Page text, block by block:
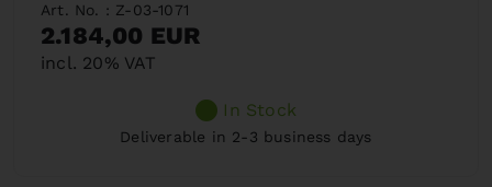
Art. No. : Z-03-1071
2.184,00 EUR
incl. 20% VAT
In Stock
Deliverable in 2-3 business days